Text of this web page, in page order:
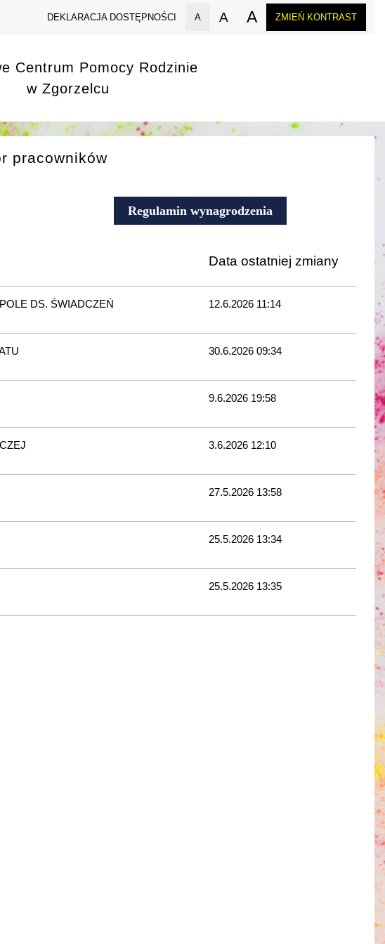
DEKLARACJA DOSTĘPNOŚCI A A A ZMIEŃ KONTRAST
Centrum Pomocy Rodzinie
w Zgorzelcu
pracowników
Regulamin wynagrodzenia
Data ostatniej zmiany
DS. ŚWIADCZEŃ 12.6.2026 11:14
30.6.2026 09:34
9.6.2026 19:58
3.6.2026 12:10
27.5.2026 13:58
25.5.2026 13:34
25.5.2026 13:35